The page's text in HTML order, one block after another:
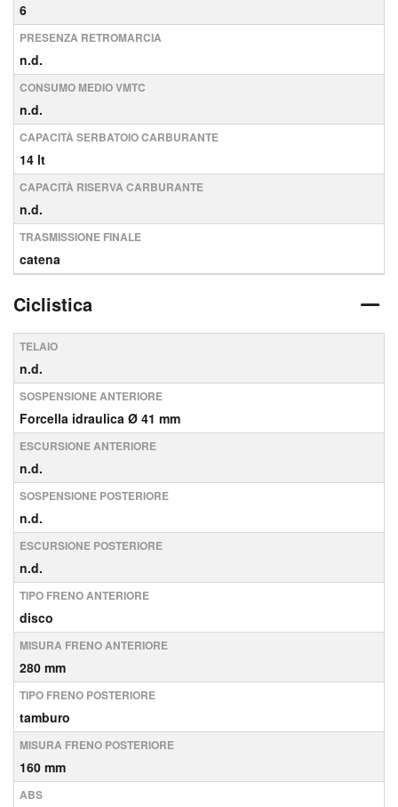
6
PRESENZA RETROMARCIA
n.d.
CONSUMO MEDIO VMTC
n.d.
CAPACITÀ SERBATOIO CARBURANTE
14 lt
CAPACITÀ RISERVA CARBURANTE
n.d.
TRASMISSIONE FINALE
catena
Ciclistica
TELAIO
n.d.
SOSPENSIONE ANTERIORE
Forcella idraulica Ø 41 mm
ESCURSIONE ANTERIORE
n.d.
SOSPENSIONE POSTERIORE
n.d.
ESCURSIONE POSTERIORE
n.d.
TIPO FRENO ANTERIORE
disco
MISURA FRENO ANTERIORE
280 mm
TIPO FRENO POSTERIORE
tamburo
MISURA FRENO POSTERIORE
160 mm
ABS